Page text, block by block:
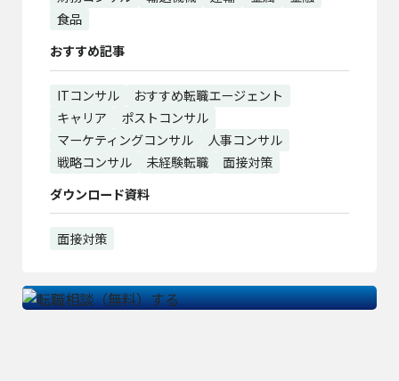
食品
おすすめ記事
ITコンサル
おすすめ転職エージェント
キャリア
ポストコンサル
マーケティングコンサル
人事コンサル
戦略コンサル
未経験転職
面接対策
ダウンロード資料
面接対策